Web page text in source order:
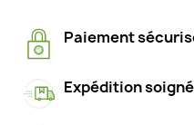
Paiement
Expédition